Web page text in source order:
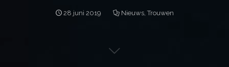
28 juni 2019 Nieuws ,Trouwen